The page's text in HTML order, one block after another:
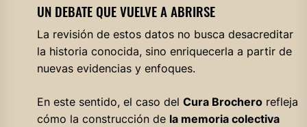
UN DEBATE QUE VUELVE A ABRIRSE
La revisión de estos datos no busca desacreditar
la historia conocida, sino enriquecerla a partir de
nuevas evidencias y enfoques.
En este sentido, el caso del Cura Brocherorefleja
cómo la construcción de la memoria colectiva